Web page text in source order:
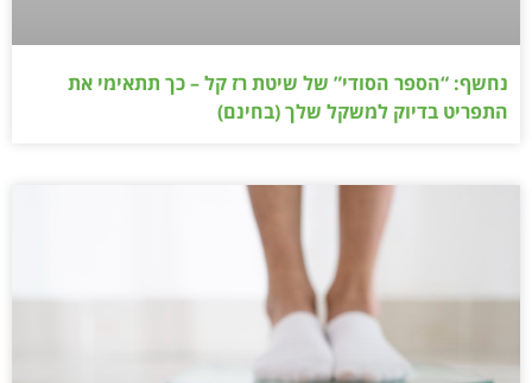
נחשף: “הספר הסודי” של שיטת רז קל – כך תתאימי את
התפריט בדיוק למשקל שלך (בחינם)